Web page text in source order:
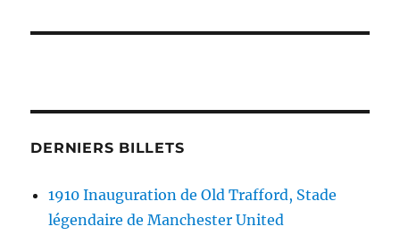
DERNIERS BILLETS
1910 Inauguration de Old Trafford, Stade
légendaire de Manchester United